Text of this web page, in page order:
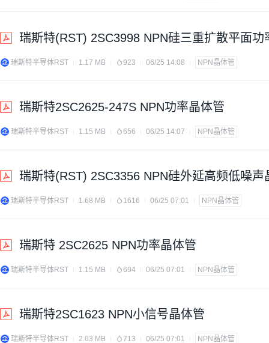
瑞斯特(RST) 2SC3998 NPN硅三重扩散平面功
瑞斯特半导体RST 1.17 MB 923 06/25 14:08 NPN晶体管
瑞斯特2SC2625-247S NPN功率晶体管
瑞斯特半导体RST 1.15 MB 656 06/25 14:07 NPN晶体管
瑞斯特(RST) 2SC3356 NPN硅外延高频低噪声
瑞斯特半导体RST 1.68 MB 1616 06/25 07:01 NPN晶体管
瑞斯特 2SC2625 NPN功率晶体管
瑞斯特半导体RST 1.15 MB 694 06/25 07:01 NPN晶体管
瑞斯特2SC1623 NPN小信号晶体管
瑞斯特半导体RST 2.03 MB 713 06/25 07:01 NPN晶体管